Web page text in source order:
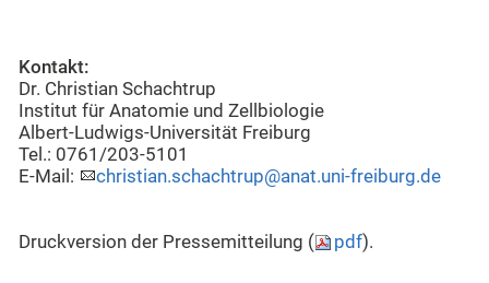
Kontakt:
Dr. Christian Schachtrup
Institut für Anatomie und Zellbiologie
Albert-Ludwigs-Universität Freiburg
Tel.: 0761/203-5101
E-Mail:
christian.schachtrup@anat.uni-freiburg.de
Druckversion der Pressemitteilung ( pdf).